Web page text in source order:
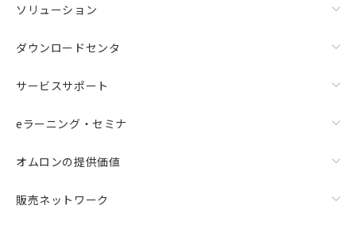
ソリューション
ダウンロードセンタ
サービスサポート
eラーニング・セミナ
オムロンの提供価値
販売ネットワーク